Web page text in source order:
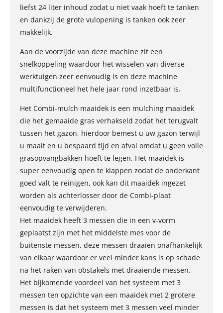
liefst 24 liter inhoud zodat u niet vaak hoeft te tanken
en dankzij de grote vulopening is tanken ook zeer
makkelijk.
Aan de voorzijde van deze machine zit een
snelkoppeling waardoor het wisselen van diverse
werktuigen zeer eenvoudig is en deze machine
multifunctioneel het hele jaar rond inzetbaar is.
Het Combi-mulch maaidek is een mulching maaidek
die het gemaaide gras verhakseld zodat het terugvalt
tussen het gazon, hierdoor bemest u uw gazon terwijl
u maait en u bespaard tijd en afval omdat u geen volle
grasopvangbakken hoeft te legen. Het maaidek is
super eenvoudig open te klappen zodat de onderkant
goed valt te reinigen, ook kan dit maaidek ingezet
worden als achterlosser door de Combi-plaat
eenvoudig te verwijderen.
Het maaidek heeft 3 messen die in een v-vorm
geplaatst zijn met het middelste mes voor de
buitenste messen, deze messen draaien onafhankelijk
van elkaar waardoor er veel minder kans is op schade
na het raken van obstakels met draaiende messen.
Het bijkomende voordeel van het systeem met 3
messen ten opzichte van een maaidek met 2 grotere
messen is dat het systeem met 3 messen veel minder